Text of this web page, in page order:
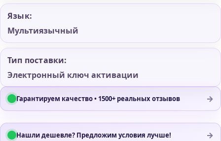
Язык:
Мультиязычный
Тип поставки:
Электронный ключ активации
Гарантируем качество • 1500+ реальных отзывов →
Нашли дешевле? Предложим условия лучше! →